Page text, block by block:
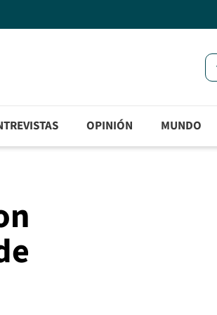
OPINIÓN MUNDO